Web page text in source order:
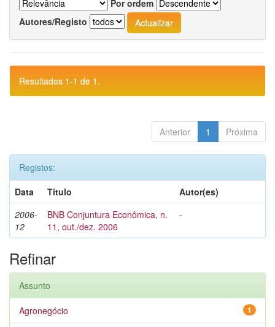
Por ordem
Autores/Registo
Resultados 1-1 de 1.
Anterior 1 Próxima
Registos:
Data
Título
Autor(es)
2006-
12
BNB Conjuntura Econômica, n.
11, out./dez. 2006
-
Refinar
Assunto
1
Agronegócio